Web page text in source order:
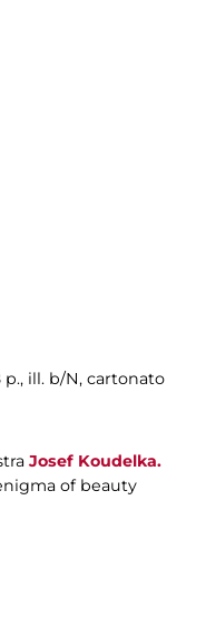
p., ill. b/N, cartonato
Josef Koudelka.
of beauty